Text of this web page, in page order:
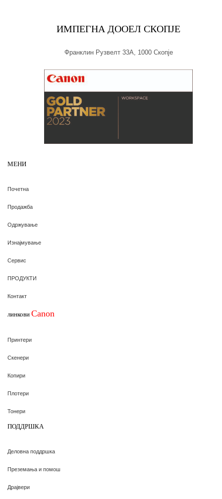
ИМПЕГНА ДООЕЛ СКОПЈЕ
Франклин Рузвелт 33А, 1000 Скопје
МЕНИ
Почетна
Продажба
Одржување
Изнајмување
Сервис
ПРОДУКТИ
Контакт
линкови Canon
Принтери
Скенери
Копири
Плотери
Тонери
ПОДДРШКА
Деловна поддршка
Преземања и помош
Драјвери